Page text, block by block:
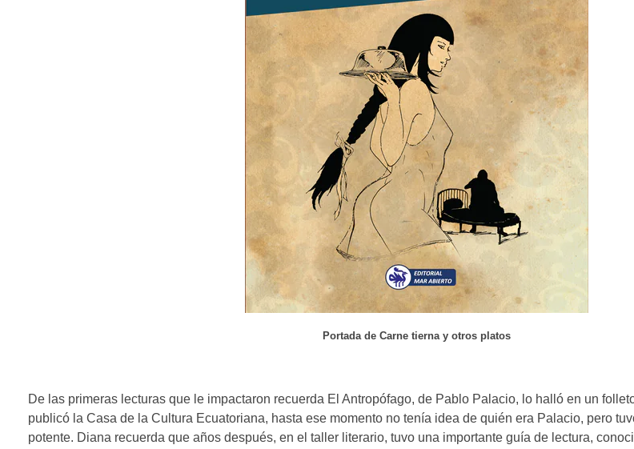
Portada de Carne tierna y otros platos
De las primeras lecturas que le impactaron recuerda El Antropófago, de Pablo Palacio, lo halló en un
publicó la Casa de la Cultura Ecuatoriana, hasta ese momento no tenía idea de quién era Palacio, pero
potente. Diana recuerda que años después, en el taller literario, tuvo una importante guía de lectura,